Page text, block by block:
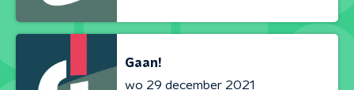
Gaan!
wo 29 december 2021